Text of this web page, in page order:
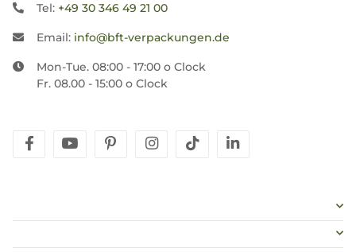
Tel: +49 30 346 49 21 00
Email: info@bft-verpackungen.de
Mon-Tue. 08:00 - 17:00 o Clock
Fr. 08.00 - 15:00 o Clock
facebookyoutubepinterestinstagram
tiktok